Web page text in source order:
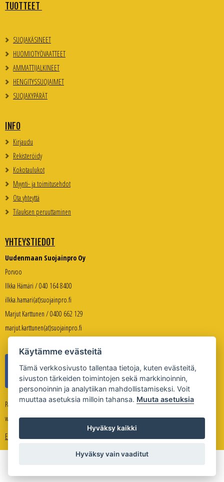
TUOTTEET
SUOJAKÄSINEET
HUOMIOTYÖVAATTEET
AMMATTIJALKINEET
HENGITYSSUOJAIMET
SUOJAKYPÄRÄT
INFO
Kirjaudu
Rekisteröidy
Kokotaulukot
Myynti- ja toimitusehdot
Ota yhteyttä
Tilauksen peruuttaminen
YHTEYSTIEDOT
Uudenmaan Suojainpro Oy
Porvoo
Ilkka Hämäri / 040 164 8400
ilkka.hamari(at)suojainpro.fi
Marjut Karttunen / 0400 662 129
marjut.karttunen(at)suojainpro.fi
Palveleva verkkokauppa:
www.suojanpro.fi
Evästeasetukset
Käytämme evästeitä
Tämä verkkosivusto tallentaa tietoja, kuten evästeitä,
sivuston tärkeiden toimintojen sekä markkinoinnin,
personoinnin ja analytiikan mahdollistamiseksi. Voit
muuttaa asetuksia milloin tahansa. Muuta asetuksia
Hyväksy kaikki
Hyväksy vain vaaditut